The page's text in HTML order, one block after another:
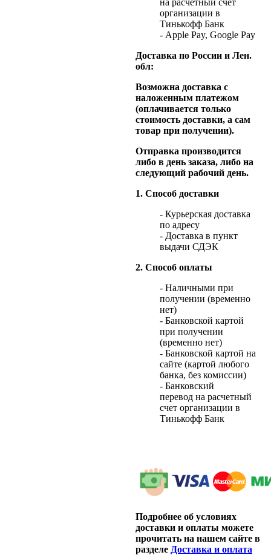
организации в
Тинькофф Банк
- Apple Pay, Google Pay
Доставка по России и Лен.
обл:
Возможна доставка с
наложенным платежом
(оплачивается только
стоимость доставки, а сам
товар при получении).
Отправка производится
либо в день заказа, либо на
следующий рабочий день.
1. Способ доставки
- Курьерская доставка
по адресу
- Доставка в пункт
выдачи СДЭК
2. Способ оплаты
- Наличными при
получении (временно
нет)
- Банковской картой
при получении
(временно нет)
- Банковской картой на
сайте (картой любого
банка, без комиссии)
- Банковский
перевод на расчетный
счет организации в
Тинькофф Банк
Подробнее об условиях
доставки и оплаты можете
прочитать на нашем сайте в
разделе Доставка и оплата